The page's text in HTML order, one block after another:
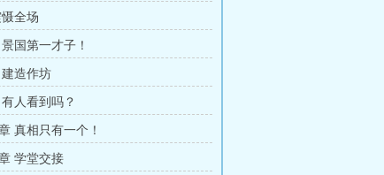
全场
国第一才子！
造作坊
人看到吗？
真相只有一个！
学堂交接